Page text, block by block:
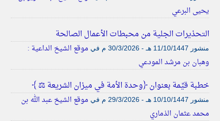
يحيى البرعي
التحذيرات الجلية من محبطات الأعمال الصالحة
منشور في موقع الشيخ الداعية :
وهبان بن مرشد المودعي
خطبة قيِّمة بعنوان ﴿وحدة الأمة في ميزان الشريعة ⚖️ ﴾
منشور في موقع الشيخ عبد الله بن
محمد عثمان الذماري